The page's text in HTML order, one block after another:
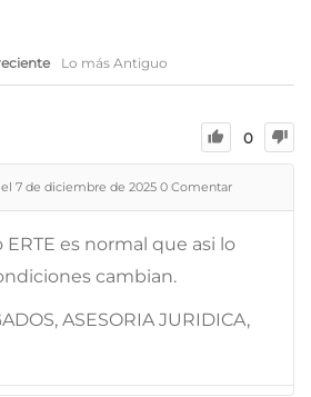
Lo más Antiguo
0
7 de diciembre de 2025 0 Comentar
ERTE es normal que asi lo
cambian.
ASESORIA JURIDICA,